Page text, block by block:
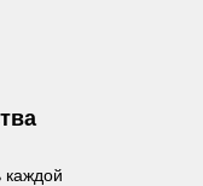
каждой